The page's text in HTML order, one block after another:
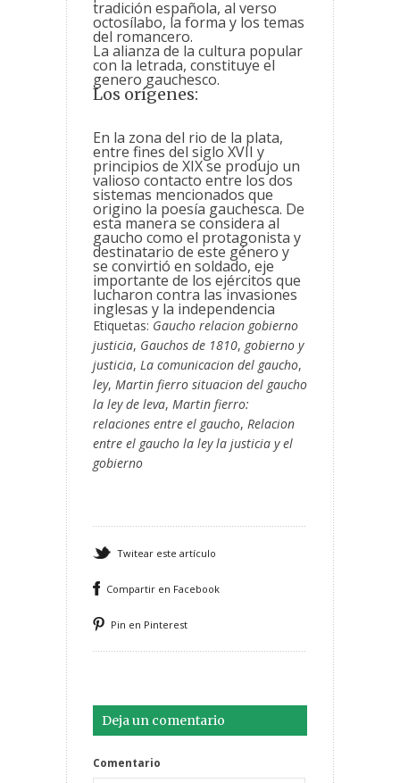
tradición española, al verso
octosílabo, la forma y los temas
del romancero.
La alianza de la cultura popular
con la letrada, constituye el
genero gauchesco.
Los orígenes:
En la zona del rio de la plata,
entre fines del siglo XVII y
principios de XIX se produjo un
valioso contacto entre los dos
sistemas mencionados que
origino la poesía gauchesca. De
esta manera se considera al
gaucho como el protagonista y
destinatario de este género y
se convirtió en soldado, eje
importante de los ejércitos que
lucharon contra las invasiones
inglesas y la independencia
Etiquetas: Gaucho relacion gobierno
justicia, Gauchos de 1810, gobierno y
justicia, La comunicacion del gaucho,
ley, Martin fierro situacion del gaucho
la ley de leva, Martin fierro:
relaciones entre el gaucho, Relacion
entre el gaucho la ley la justicia y el
gobierno
Twitear este artículo
Compartir en Facebook
Pin en Pinterest
Deja un comentario
Comentario